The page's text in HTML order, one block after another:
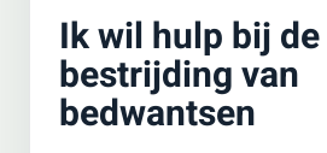
Ik wil hulp bij de
bestrijding van
bedwantsen